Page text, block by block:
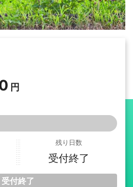
残り日数
受付終了
受付終了